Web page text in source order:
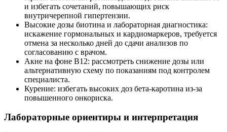
и избегать сочетаний, повышающих риск
внутричерепной гипертензии.
Высокие дозы биотина и лабораторная диагностика:
искажение гормональных и кардиомаркеров, требуется
отмена за несколько дней до сдачи анализов по
согласованию с врачом.
Акне на фоне B12: рассмотреть снижение дозы или
альтернативную схему по показаниям под контролем
специалиста.
Курение: избегать высоких доз бета‑каротина из‑за
повышенного онкориска.
Лабораторные ориентиры и интерпретация